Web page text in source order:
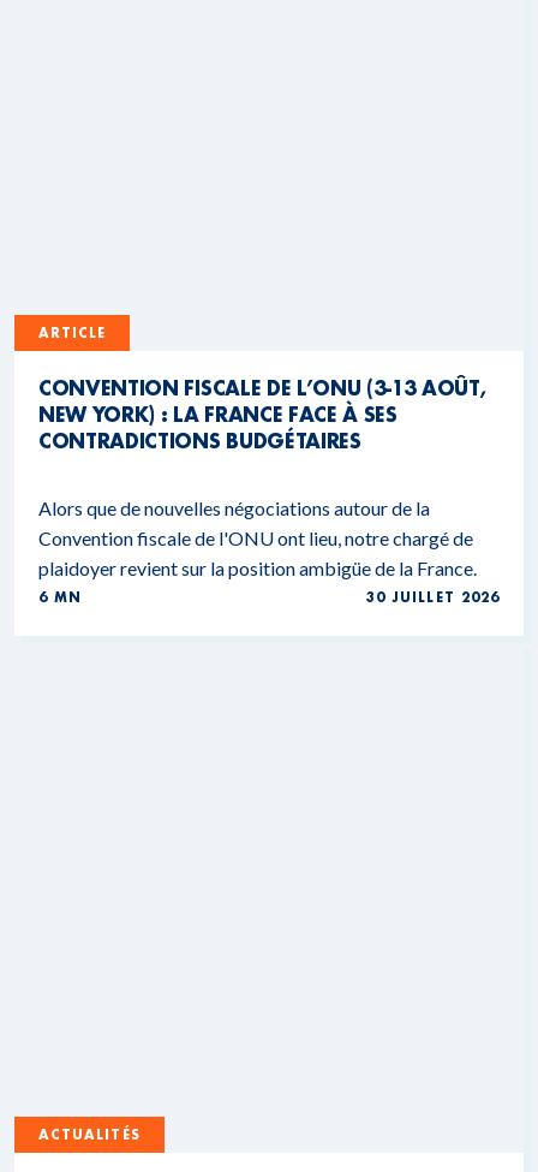
ARTICLE
CONVENTION FISCALE DE L’ONU (3-13 AOÛT,
NEW YORK) : LA FRANCE FACE À SES
CONTRADICTIONS BUDGÉTAIRES
Alors que de nouvelles négociations autour de la
Convention fiscale de l'ONU ont lieu, notre chargé de
plaidoyer revient sur la position ambigüe de la France.
6 MN 30 JUILLET 2026
ACTUALITÉS